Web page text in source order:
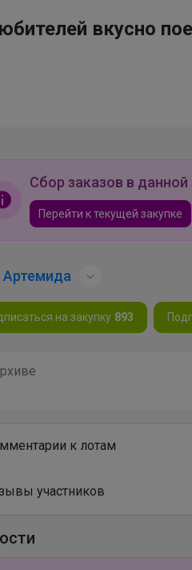
вкусно
Сбор заказов в
Перейти к текущей закупке
Артемида
на закупку 893
к лотам
участников